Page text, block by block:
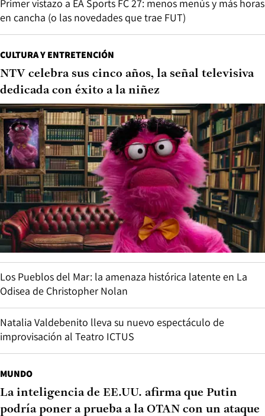
Primer vistazo a EA Sports FC 27: menos menús y más horas
en cancha (o las novedades que trae FUT)
CULTURA Y ENTRETENCIÓN
NTV celebra sus cinco años, la señal televisiva
dedicada con éxito a la niñez
Los Pueblos del Mar: la amenaza histórica latente en La
Odisea de Christopher Nolan
Natalia Valdebenito lleva su nuevo espectáculo de
improvisación al Teatro ICTUS
MUNDO
La inteligencia de EE.UU. afirma que Putin
podría poner a prueba a la OTAN con un ataque